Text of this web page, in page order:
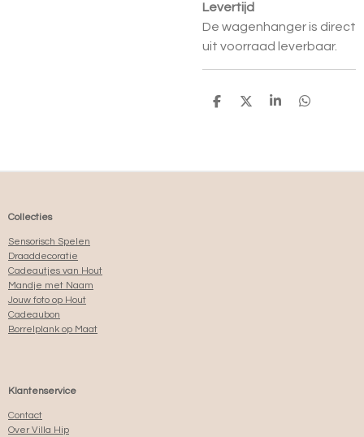
Levertijd
De wagenhanger is direct
uit voorraad leverbaar.
D
D
S
D
Collecties
Sensorisch Spelen
Draaddecoratie
Cadeautjes van Hout
Mandje met Naam
Jouw foto op Hout
Cadeaubon
Borrelplank op Maat
Klantenservice
Contact
Over Villa Hip